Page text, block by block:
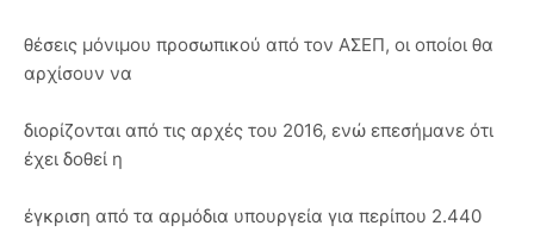
θέσεις μόνιμου προσωπικού από τον ΑΣΕΠ, οι οποίοι θα
αρχίσουν να
διορίζονται από τις αρχές του 2016, ενώ επεσήμανε ότι
έχει δοθεί η
έγκριση από τα αρμόδια υπουργεία για περίπου 2.440